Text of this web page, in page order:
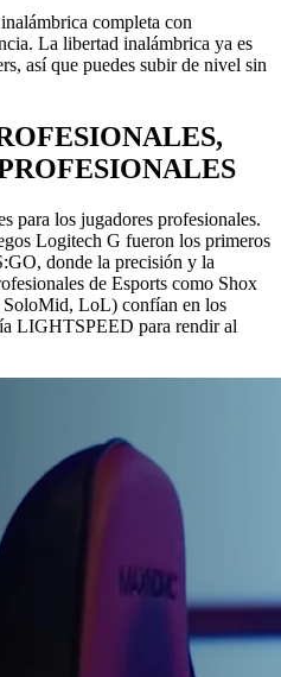
completa con
La libertad inalámbrica ya es
así que puedes subir de nivel sin
para los jugadores profesionales.
Logitech G fueron los primeros
donde la precisión y la
de Esports como Shox
LoL) confían en los
LIGHTSPEED para rendir al